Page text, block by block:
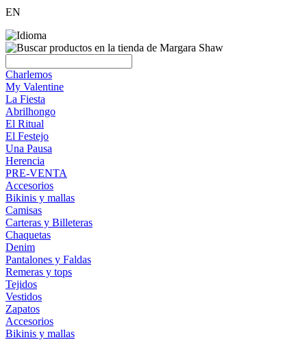
EN
Charlemos
My Valentine
La Fiesta
Abrilhongo
El Ritual
El Festejo
Una Pausa
Herencia
PRE-VENTA
Accesorios
Bikinis y mallas
Camisas
Carteras y Billeteras
Chaquetas
Denim
Pantalones y Faldas
Remeras y tops
Tejidos
Vestidos
Zapatos
Accesorios
Bikinis y mallas